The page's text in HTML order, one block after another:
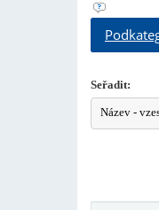
Seřadit:
Název -